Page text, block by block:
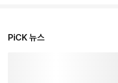
PiCK 뉴스